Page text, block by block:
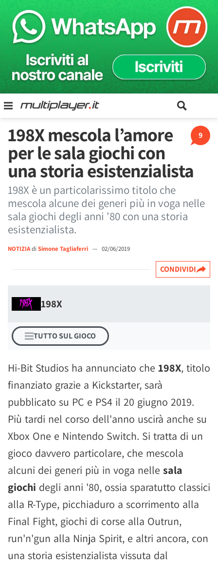
9
198X mescola l’amore
per le sala giochi con
una storia esistenzialista
198X è un particolarissimo titolo che
mescola alcune dei generi più in voga nelle
sala giochi degli anni '80 con una storia
esistenzialista.
NOTIZIAdi Simone Tagliaferri — 02/06/2019
CONDIVIDI
198X
TUTTO SUL GIOCO
Hi-Bit Studios ha annunciato che 198X, titolo
finanziato grazie a Kickstarter, sarà
pubblicato su PC e PS4 il 20 giugno 2019.
Più tardi nel corso dell'anno uscirà anche su
Xbox One e Nintendo Switch. Si tratta di un
gioco davvero particolare, che mescola
alcuni dei generi più in voga nelle sala
giochi degli anni '80, ossia sparatutto classici
alla R-Type, picchiaduro a scorrimento alla
Final Fight, giochi di corse alla Outrun,
run'n'gun alla Ninja Spirit, e altri ancora, con
una storia esistenzialista vissuta dal